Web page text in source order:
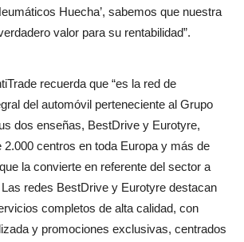
Huecha’, sabemos que nuestra
valor para su rentabilidad”.
recuerda que “es la red de
del automóvil perteneciente al Grupo
dos enseñas, BestDrive y Eurotyre,
2.000 centros en toda Europa y más de
la convierte en referente del sector a
redes BestDrive y Eurotyre destacan
completos de alta calidad, con
y promociones exclusivas, centrados